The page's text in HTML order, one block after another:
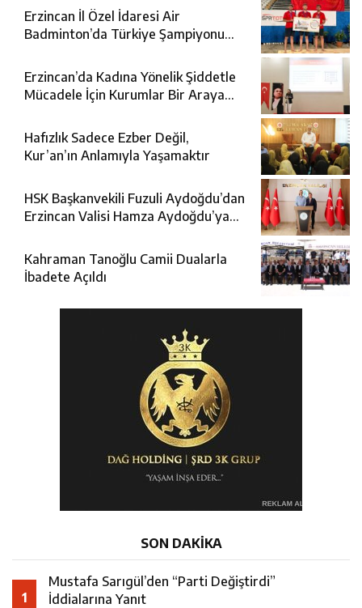
Erzincan İl Özel İdaresi Air
Badminton’da Türkiye Şampiyonu
Erzincan’da Kadına Yönelik Şiddetle
Mücadele İçin Kurumlar Bir Araya
Hafızlık Sadece Ezber Değil,
Kur’an’ın Anlamıyla Yaşamaktır
HSK Başkanvekili Fuzuli Aydoğdu’dan
Erzincan Valisi Hamza Aydoğdu’ya
Kahraman Tanoğlu Camii Dualarla
İbadete Açıldı
SON DAKİKA
1
Mustafa Sarıgül’den “Parti Değiştirdi”
İddialarına Yanıt